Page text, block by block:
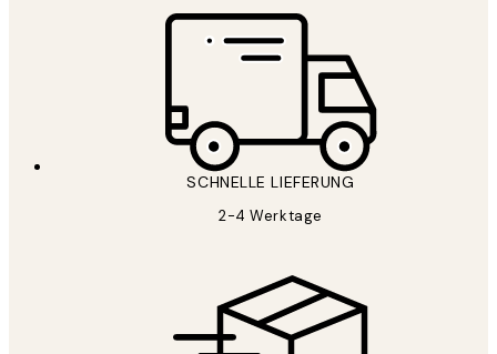
SCHNELLE LIEFERUNG
2-4 Werktage